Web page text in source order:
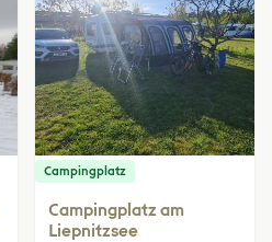
Campingplatz
Campingplatz am
Liepnitzsee